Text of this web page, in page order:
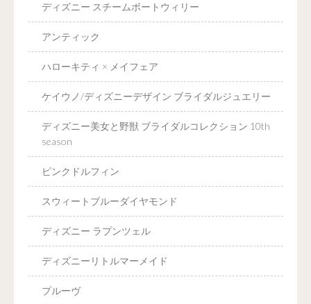
ディズニー スチームボートウィリー
アンティック
ハローキティ × メイフェア
ケイウノ/ディズニーデザイン ブライダルジュエリー
ディズニー美女と野獣 ブライダルコレクション 10th
season
ピンクドルフィン
スウィートブルーダイヤモンド
ディズニー ラプンツェル
ディズニーリトルマーメイド
プルーヴ